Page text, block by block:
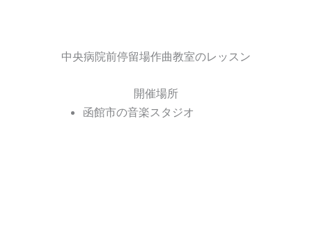
中央病院前停留場作曲教室のレッスン
開催場所
函館市の音楽スタジオ